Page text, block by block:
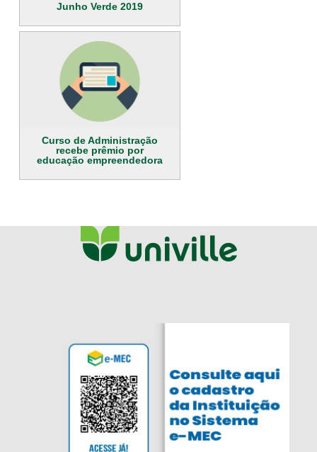
Junho Verde 2019
Curso de Administração
recebe prêmio por
educação empreendedora